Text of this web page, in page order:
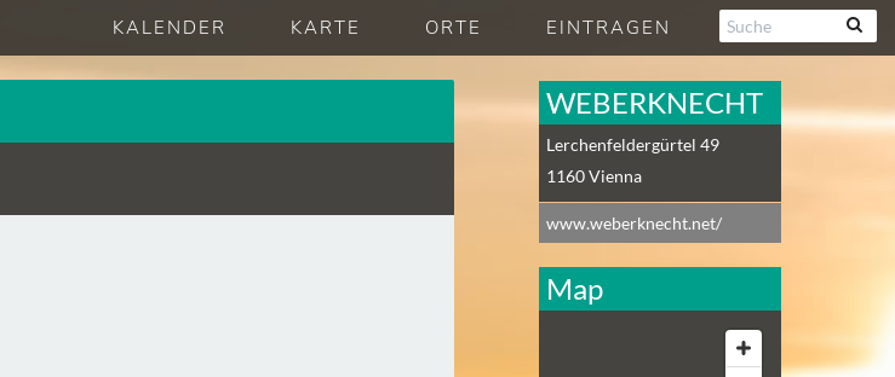
KALENDER KARTE ORTE EINTRAGEN
WEBERKNECHT
Lerchenfeldergürtel 49
1160Vienna
www.weberknecht.net/
Map